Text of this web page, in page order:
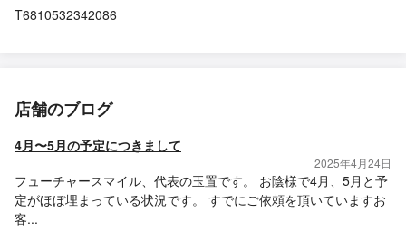
T6810532342086
店舗のブログ
4月〜5月の予定につきまして
2025年4月24日
フューチャースマイル、代表の玉置です。 お陰様で4月、5月と予
定がほぼ埋まっている状況です。 すでにご依頼を頂いていますお
客...